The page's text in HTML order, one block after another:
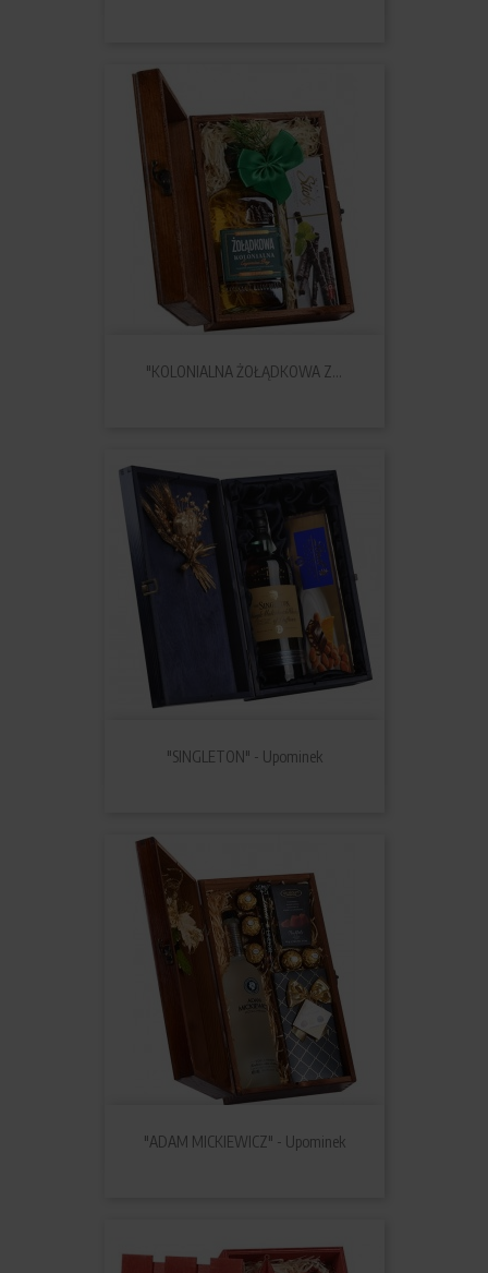
"KOLONIALNA ŻOŁĄDKOWA Z...
"SINGLETON" - Upominek
"ADAM MICKIEWICZ" - Upominek